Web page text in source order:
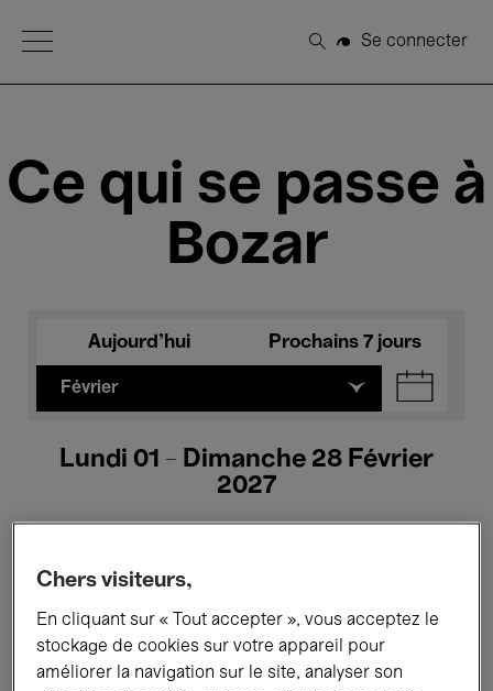
Open Menu
Rechercher
Se connecter
Ce qui se passe à
Bozar
Aujourd'hui Prochains 7 jours
Février
Lundi 01 - Dimanche 28 Février
2027
Tous les événements Concerts
Expositions Films Performances
Chers visiteurs,
En cliquant sur « Tout accepter », vous acceptez le
stockage de cookies sur votre appareil pour
améliorer la navigation sur le site, analyser son